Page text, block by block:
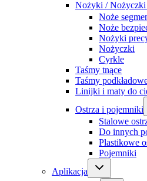
Nożyki /
Noże
Noże
Nożyki
Nożyczki
Cyrkle
Taśmy tnące
Taśmy
Linijki i maty do
Ostrza i pojemniki
Stalowe
Do innych
Plastikowe
Pojemniki
Aplikacja